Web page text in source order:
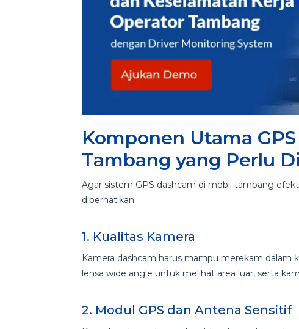
Komponen Utama
Tambang yang Perlu
Agar sistem GPS dashcam di mobil tambang
diperhatikan:
1. Kualitas Kamera
Kamera dashcam harus mampu merekam dalam
lensa wide angle untuk melihat area luar, serta
2. Modul GPS dan Antena Sensitif